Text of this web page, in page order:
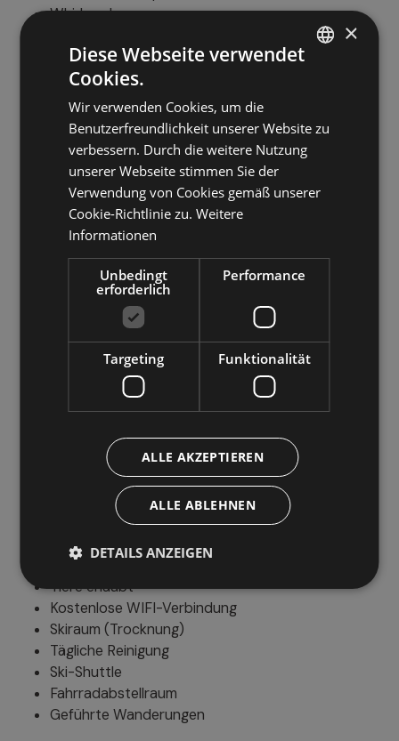
Whirlpool
Sauna
Außenbereiche
Terrasse
Garten
Liegestühle
Familien & Kinder
Spielplatz im Freien
Kinderspielraum
Kinderstuhl
Kinderbett
Parkplatz im Freien
Überdachter Parkplatz
Weitere Services
Tiere erlaubt
Kostenlose WIFI-Verbindung
Skiraum (Trocknung)
Tägliche Reinigung
Ski-Shuttle
Fahrradabstellraum
Geführte Wanderungen
×
Diese Webseite verwendet
Cookies.
Wir verwenden Cookies, um die
Benutzerfreundlichkeit unserer Website zu
verbessern. Durch die weitere Nutzung
unserer Webseite stimmen Sie der
Verwendung von Cookies gemäß unserer
Cookie-Richtlinie zu. Weitere
Informationen
Unbedingt
erforderlich
Performance
Targeting Funktionalität
ALLE AKZEPTIEREN
ALLE ABLEHNEN
DETAILS ANZEIGEN